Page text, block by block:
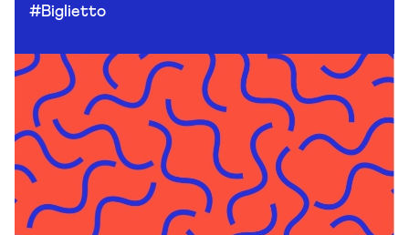
#Biglietto